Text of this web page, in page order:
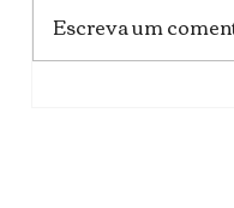
Escreva um